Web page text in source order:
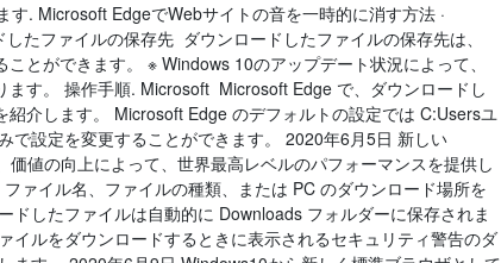
. Microsoft EdgeでWebサイトの音を一時的に消す方法 ·
たファイルの保存先 ダウンロードしたファイルの保存先は、
とができます。 ※ Windows 10のアップデート状況によって、
す。 操作手順. Microsoft Microsoft Edge で、ダウンロードし
介します。 Microsoft Edge のデフォルトの設定では C:Usersユ
で設定を変更することができます。 2020年6月5日 新しい
値の向上によって、世界最高レベルのパフォーマンスを提供し
ァイル名、ファイルの種類、または PC のダウンロード場所を
ドしたファイルは自動的に Downloads フォルダーに保存されま
イルをダウンロードするときに表示されるセキュリティ警告のダ